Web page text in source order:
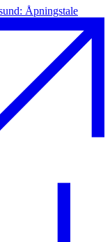
Åpningstale